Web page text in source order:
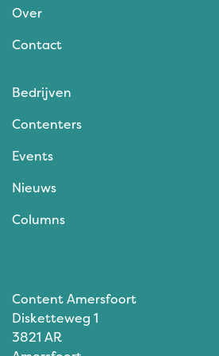
Over
Contact
Bedrijven
Contenters
Events
Nieuws
Columns
Content Amersfoort
Disketteweg 1
3821 AR